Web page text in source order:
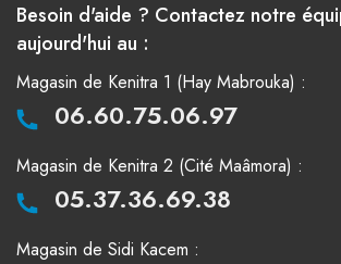
Besoin d'aide ? Contactez notre
aujourd'hui au :
Magasin de Kenitra 1 (Hay Mabrouka) :
06.60.75.06.97
Magasin de Kenitra 2 (Cité Maâmora) :
05.37.36.69.38
Magasin de Sidi Kacem :